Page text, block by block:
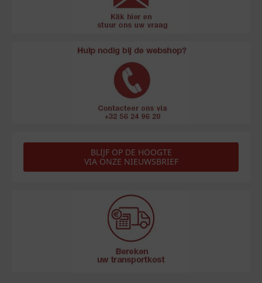
BLIJF OP DE HOOGTE
VIA ONZE NIEUWSBRIEF